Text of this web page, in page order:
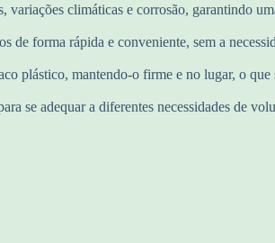
variações climáticas e corrosão, garantindo
de forma rápida e conveniente, sem a
plástico, mantendo-o firme e no lugar, o
se adequar a diferentes necessidades de